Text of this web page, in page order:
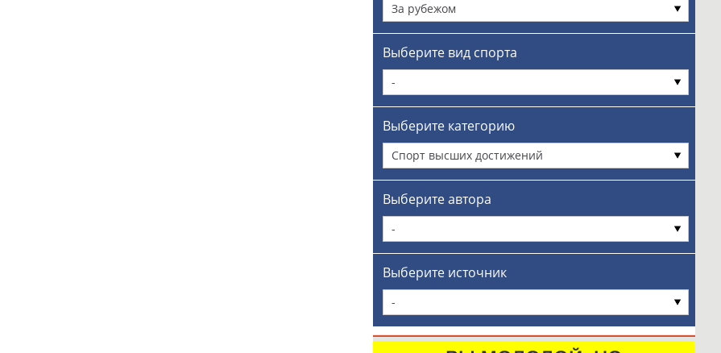
За рубежом
Выберите вид спорта
-
Выберите категорию
Спорт высших достижений
Выберите автора
-
Выберите источник
-